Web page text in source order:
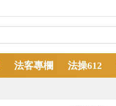
法客專欄 法操612